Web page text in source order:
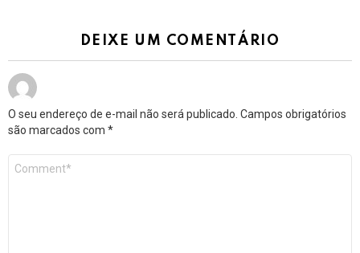
DEIXE UM COMENTÁRIO
O seu endereço de e-mail não será publicado. Campos obrigatórios
são marcados com *